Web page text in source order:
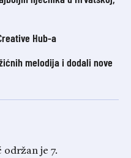
Hub-a
melodija i dodali nove
je 7.